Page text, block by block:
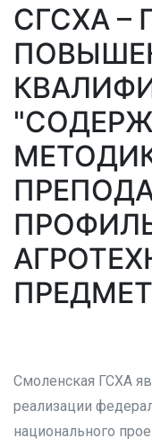
СГСХА –
Смоленская ГСХА
реализации
национального